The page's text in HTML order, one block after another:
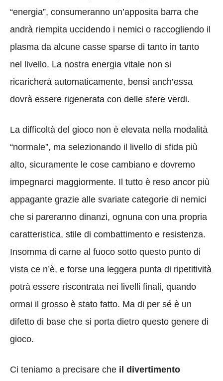
“energia”, consumeranno un’apposita barra che
andrà riempita uccidendo i nemici o raccogliendo il
plasma da alcune casse sparse di tanto in tanto
nel livello. La nostra energia vitale non si
ricaricherà automaticamente, bensì anch’essa
dovrà essere rigenerata con delle sfere verdi.
La difficoltà del gioco non è elevata nella modalità
“normale”, ma selezionando il livello di sfida più
alto, sicuramente le cose cambiano e dovremo
impegnarci maggiormente. Il tutto è reso ancor più
appagante grazie alle svariate categorie di nemici
che si pareranno dinanzi, ognuna con una propria
caratteristica, stile di combattimento e resistenza.
Insomma di carne al fuoco sotto questo punto di
vista ce n’è, e forse una leggera punta di ripetitività
potrà essere riscontrata nei livelli finali, quando
ormai il grosso è stato fatto. Ma di per sé è un
difetto di base che si porta dietro questo genere di
gioco.
Ci teniamo a precisare che il divertimento